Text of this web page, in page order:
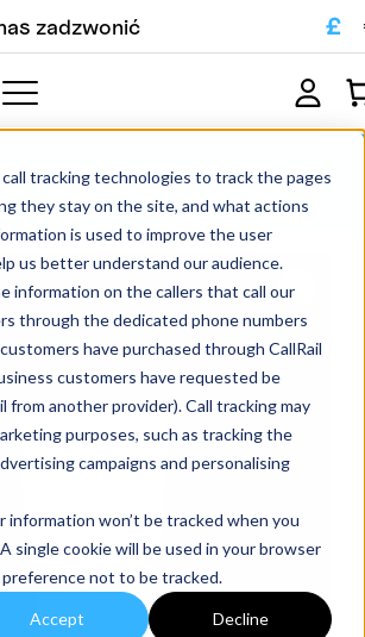
tracking technologies to track the pages
they stay on the site, and what actions
is used to improve the user
us better understand our audience.
information on the callers that call our
through the dedicated phone numbers
have purchased through CallRail
customers have requested be
from another provider). Call tracking may
purposes, such as tracking the
campaigns and personalising
information won’t be tracked when you
single cookie will be used in your browser
not to be tracked.
Accept Decline
zadzwonić £
cyrkonowy o stożkowej